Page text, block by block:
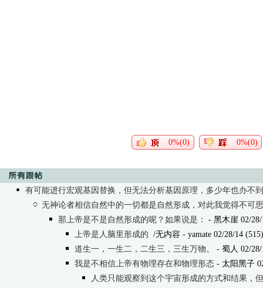
0%(0) 0%(0)
有可能进行宏观基因替换，但无法分析基因原理，多少年也办不到
无神论者相信自然中的一切都是自然形成，对此我觉得不可
那上帝是不是自然形成的呢？如果说是：
- 黑木崖 02/
上帝是人脑里形成的 /无内容 - yamate 02/28/14 (515)
道生一，一生二，二生三，三生万物。
- 蜀人 02/
我是不相信上帝有物理存在和物理形态 - 太阳黑子
人类只能观察到这个宇宙形成的方式和结果，